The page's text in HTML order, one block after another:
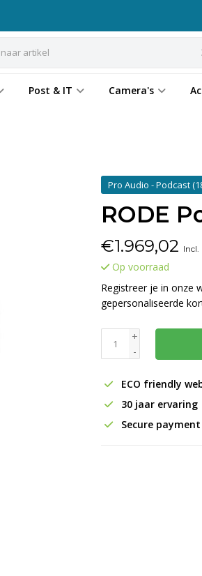
Post & IT Camera's
Pro Audio - Podcast
RODE
€1.969,02
Op voorraad
Registreer je in onze
gepersonaliseerde
+
-
ECO friendly
30 jaar ervaring
Secure payment